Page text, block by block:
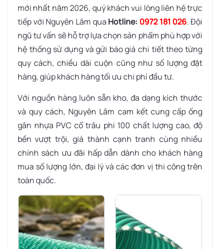
mới nhất năm 2026, quý khách vui lòng liên hệ trực
tiếp với Nguyên Lâm qua Hotline: 0972 181 026. Đội
ngũ tư vấn sẽ hỗ trợ lựa chọn sản phẩm phù hợp với
hệ thống sử dụng và gửi báo giá chi tiết theo từng
quy cách, chiều dài cuộn cũng như số lượng đặt
hàng, giúp khách hàng tối ưu chi phí đầu tư.
Với nguồn hàng luôn sẵn kho, đa dạng kích thước
và quy cách, Nguyên Lâm cam kết cung cấp ống
gân nhựa PVC cổ trâu phi 100 chất lượng cao, độ
bền vượt trội, giá thành cạnh tranh cùng nhiều
chính sách ưu đãi hấp dẫn dành cho khách hàng
mua số lượng lớn, đại lý và các đơn vị thi công trên
toàn quốc.